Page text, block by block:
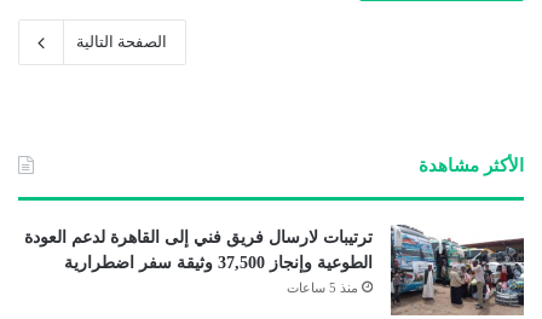
الصفحة التالية
الأكثر مشاهدة
ترتيبات لارسال فريق فني إلى القاهرة لدعم العودة
الطوعية وإنجاز 37,500 وثيقة سفر اضطرارية
منذ 5 ساعات